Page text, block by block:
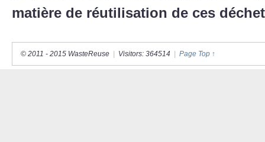
matière de réutilisation de ces
© 2011 - 2015 WasteReuse | Visitors: 364514 | Page Top ↑